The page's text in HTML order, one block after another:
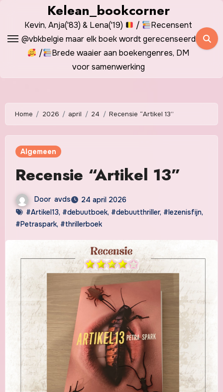
de
Kelean_bookcorner
Kevin, Anja('83) & Lena('19) /
Recensent
@vbkbelgie maar elk boek wordt gerecenseerd
/
Brede waaier aan boekengenres, DM
voor samenwerking
Home 2026 april 24 Recensie “Artikel 13”
Algemeen
Recensie “Artikel 13”
Door avds
24 april 2026
#Artikel13, #debuutboek, #debuutthriller, #lezenisfijn,
#Petraspark, #thrillerboek